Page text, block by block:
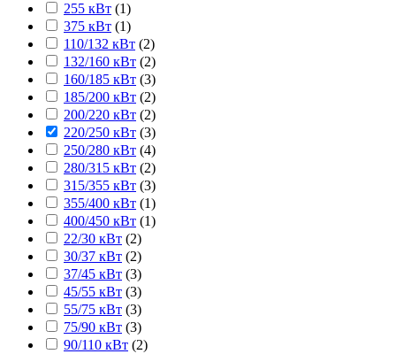
255 кВт (1)
375 кВт (1)
110/132 кВт (2)
132/160 кВт (2)
160/185 кВт (3)
185/200 кВт (2)
200/220 кВт (2)
220/250 кВт (3)
250/280 кВт (4)
280/315 кВт (2)
315/355 кВт (3)
355/400 кВт (1)
400/450 кВт (1)
22/30 кВт (2)
30/37 кВт (2)
37/45 кВт (3)
45/55 кВт (3)
55/75 кВт (3)
75/90 кВт (3)
90/110 кВт (2)